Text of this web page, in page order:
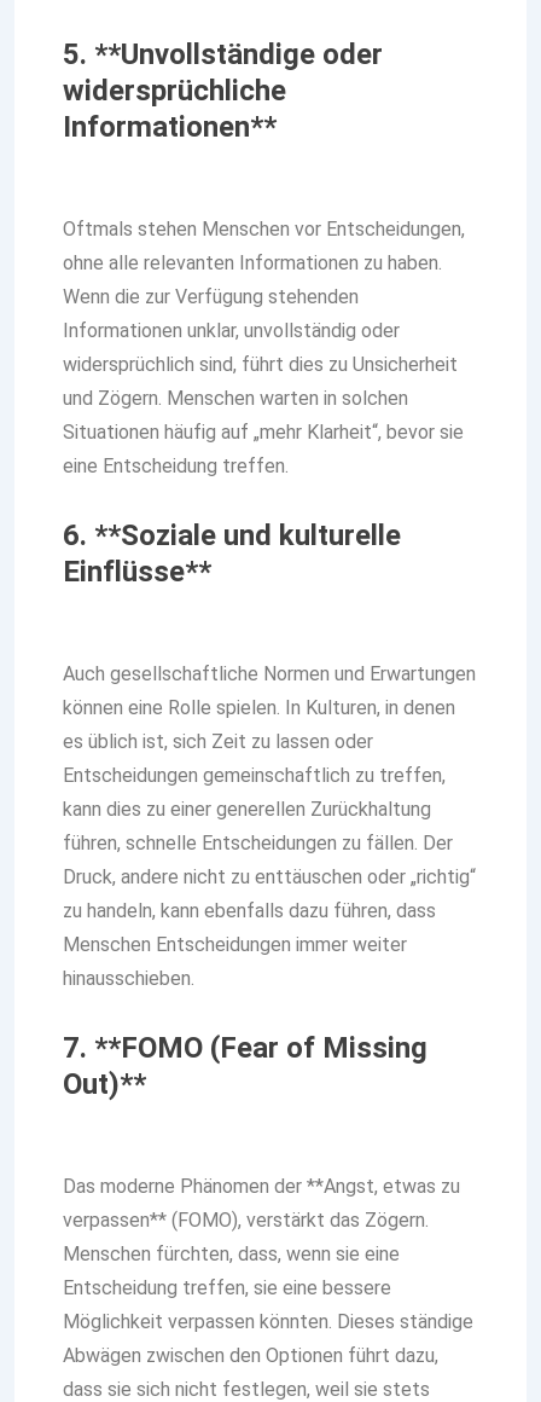
5. **Unvollständige oder
widersprüchliche
Informationen**
Oftmals stehen Menschen vor Entscheidungen,
ohne alle relevanten Informationen zu haben.
Wenn die zur Verfügung stehenden
Informationen unklar, unvollständig oder
widersprüchlich sind, führt dies zu Unsicherheit
und Zögern. Menschen warten in solchen
Situationen häufig auf „mehr Klarheit“, bevor sie
eine Entscheidung treffen.
6. **Soziale und kulturelle
Einflüsse**
Auch gesellschaftliche Normen und Erwartungen
können eine Rolle spielen. In Kulturen, in denen
es üblich ist, sich Zeit zu lassen oder
Entscheidungen gemeinschaftlich zu treffen,
kann dies zu einer generellen Zurückhaltung
führen, schnelle Entscheidungen zu fällen. Der
Druck, andere nicht zu enttäuschen oder „richtig“
zu handeln, kann ebenfalls dazu führen, dass
Menschen Entscheidungen immer weiter
hinausschieben.
7. **FOMO (Fear of Missing
Out)**
Das moderne Phänomen der **Angst, etwas zu
verpassen** (FOMO), verstärkt das Zögern.
Menschen fürchten, dass, wenn sie eine
Entscheidung treffen, sie eine bessere
Möglichkeit verpassen könnten. Dieses ständige
Abwägen zwischen den Optionen führt dazu,
dass sie sich nicht festlegen, weil sie stets